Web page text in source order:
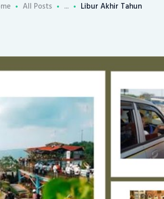
All Posts ... Libur Akhir Tahun